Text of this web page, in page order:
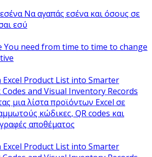
Να αγαπάς εσένα και όσους σε
εσύ
You need from time to time to change
μια λίστα προϊόντων Excel σε
κώδικες, QR codes και
αποθέματος